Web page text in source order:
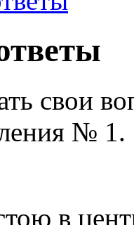
свои
№ 1.
в